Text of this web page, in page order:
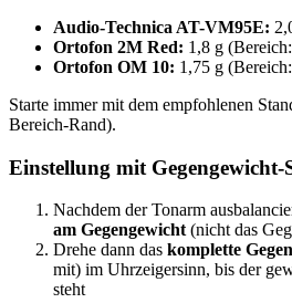
Audio-Technica AT-VM95E:
Ortofon 2M Red: 1,8 g
Ortofon OM 10: 1,75 g
Starte immer mit dem empfohlenen
Bereich-Rand).
Einstellung mit Gegengewicht-
Nachdem der Tonarm
am Gegengewicht(nicht das
Drehe dann das komplette
mit) im Uhrzeigersinn, bis der
steht